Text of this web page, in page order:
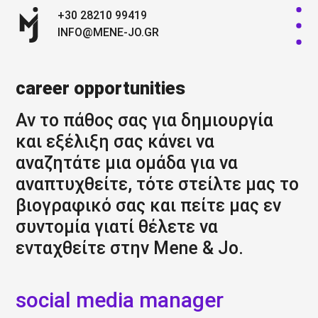
+30 28210 99419
INFO@MENE-JO.GR
career opportunities
Αν το πάθος σας για δημιουργία
και εξέλιξη σας κάνει να
αναζητάτε μια ομάδα για να
αναπτυχθείτε, τότε στείλτε μας το
βιογραφικό σας και πείτε μας εν
συντομία γιατί θέλετε να
ενταχθείτε στην Mene & Jo.
social media manager